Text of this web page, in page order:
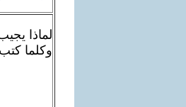
لماذا
وكلما